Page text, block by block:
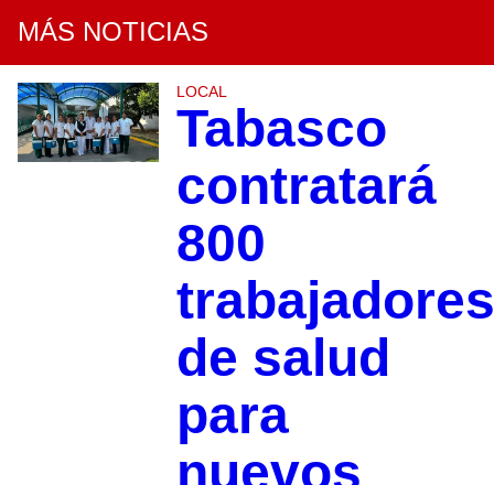
MÁS NOTICIAS
LOCAL
Tabasco
contratará
800
trabajadores
de salud
para
nuevos